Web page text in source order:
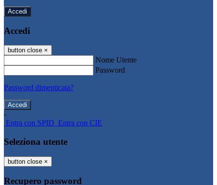
Accedi
Accedi
button close ×
Nome Utente
Password
Password dimenticata?
-
Entra con SPID Entra con CIE
Seleziona utente
button close ×
Recupero password